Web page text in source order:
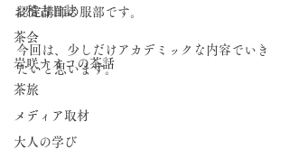
お稽古日誌
茶会
岩咲ナオコの茶話
茶旅
メディア取材
大人の学び
認定講師の服部です。
今回は、少しだけアカデミックな内容でいき
たいと思います。